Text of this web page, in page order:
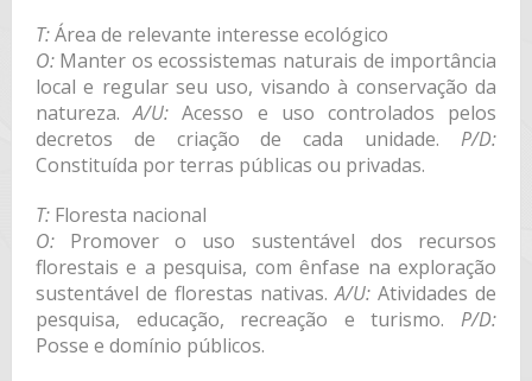
T:Área de relevante interesse ecológico
O:Manter os ecossistemas naturais de importância
local e regular seu uso, visando à conservação da
natureza.A/U: Acesso e uso controlados pelos
decretos de criação de cada unidade.P/D:
Constituída por terras públicas ou privadas.
T:Floresta nacional
O:Promover o uso sustentável dos recursos
florestais e a pesquisa, com ênfase na exploração
sustentável de florestas nativas.A/U: Atividades de
pesquisa, educação, recreação e turismo.P/D:
Posse e domínio públicos.